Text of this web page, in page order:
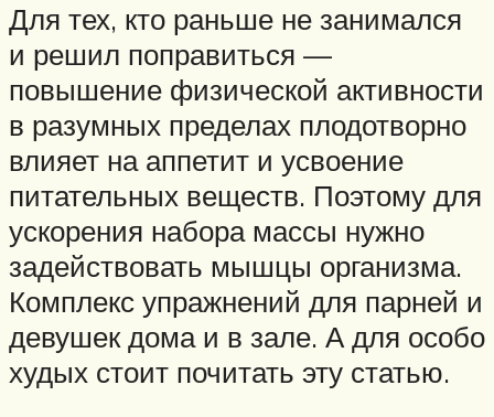
Для тех, кто раньше не занимался
и решил поправиться —
повышение физической активности
в разумных пределах плодотворно
влияет на аппетит и усвоение
питательных веществ. Поэтому для
ускорения набора массы нужно
задействовать мышцы организма.
Комплекс упражнений для парней и
девушек дома и в зале. А для особо
худых стоит почитать эту статью.